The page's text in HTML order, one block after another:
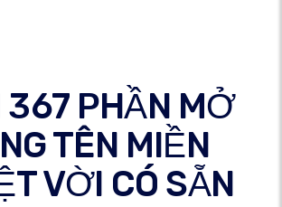
367 PHẦN MỞ
TÊN MIỀN
VỜI CÓ SẴN